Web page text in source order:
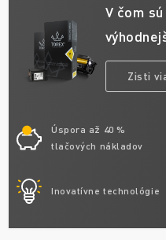
V čom
Zisti
Úspora až 40 %
tlačových nákladov
Inovatívne technológie